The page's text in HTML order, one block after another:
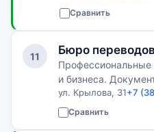
Сравнить
11 Бюро
и бизнеса.
нотариальное
ул. Крылова, 31+7
Сравнить